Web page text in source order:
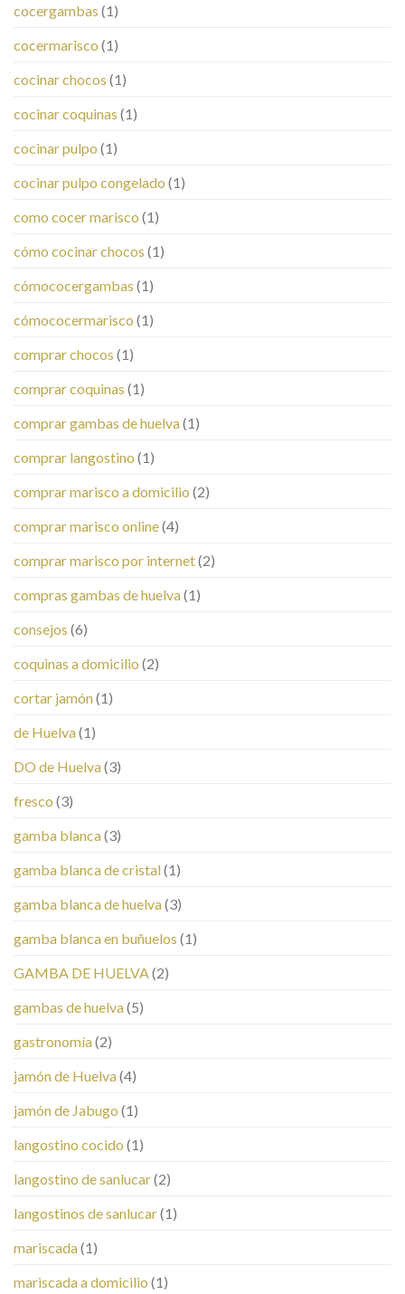
cocergambas (1)
cocermarisco (1)
cocinar chocos (1)
cocinar coquinas (1)
cocinar pulpo (1)
cocinar pulpo congelado (1)
como cocer marisco (1)
cómo cocinar chocos (1)
cómococergambas (1)
cómococermarisco (1)
comprar chocos (1)
comprar coquinas (1)
comprar gambas de huelva(1)
comprar langostino (1)
comprar marisco a domicilio (2)
comprar marisco online(4)
comprar marisco por internet(2)
compras gambas de huelva(1)
consejos (6)
coquinas a domicilio (2)
cortar jamón(1)
de Huelva(1)
DO de Huelva(3)
fresco (3)
gamba blanca(3)
gamba blanca de cristal(1)
gamba blanca de huelva(3)
gamba blanca en buñuelos (1)
GAMBA DE HUELVA (2)
gambas de huelva(5)
gastronomía(2)
jamón de Huelva(4)
jamón de Jabugo (1)
langostino cocido (1)
langostino de sanlucar(2)
langostinos de sanlucar(1)
mariscada(1)
mariscada a domicilio (1)